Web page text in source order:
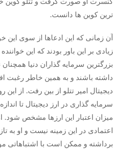
ترین کوین ها دانست.
آن زمانی که این ادعاها از سوی این
زیادی بر این باور بودند که این
بزرگترین سرمایه گذاران دنیا همچنان
داشته باشند و به همین خاطر رغبت
دیجیتال امیر تتلو از بین رفت. از
سرمایه گذاری در ارز دیجیتال تا
میزان اعتبار این ارزها مشخص شود‌.
اعتمادی در این زمینه نیست و او به
برداشته و ممکن است با اشتباهاتی